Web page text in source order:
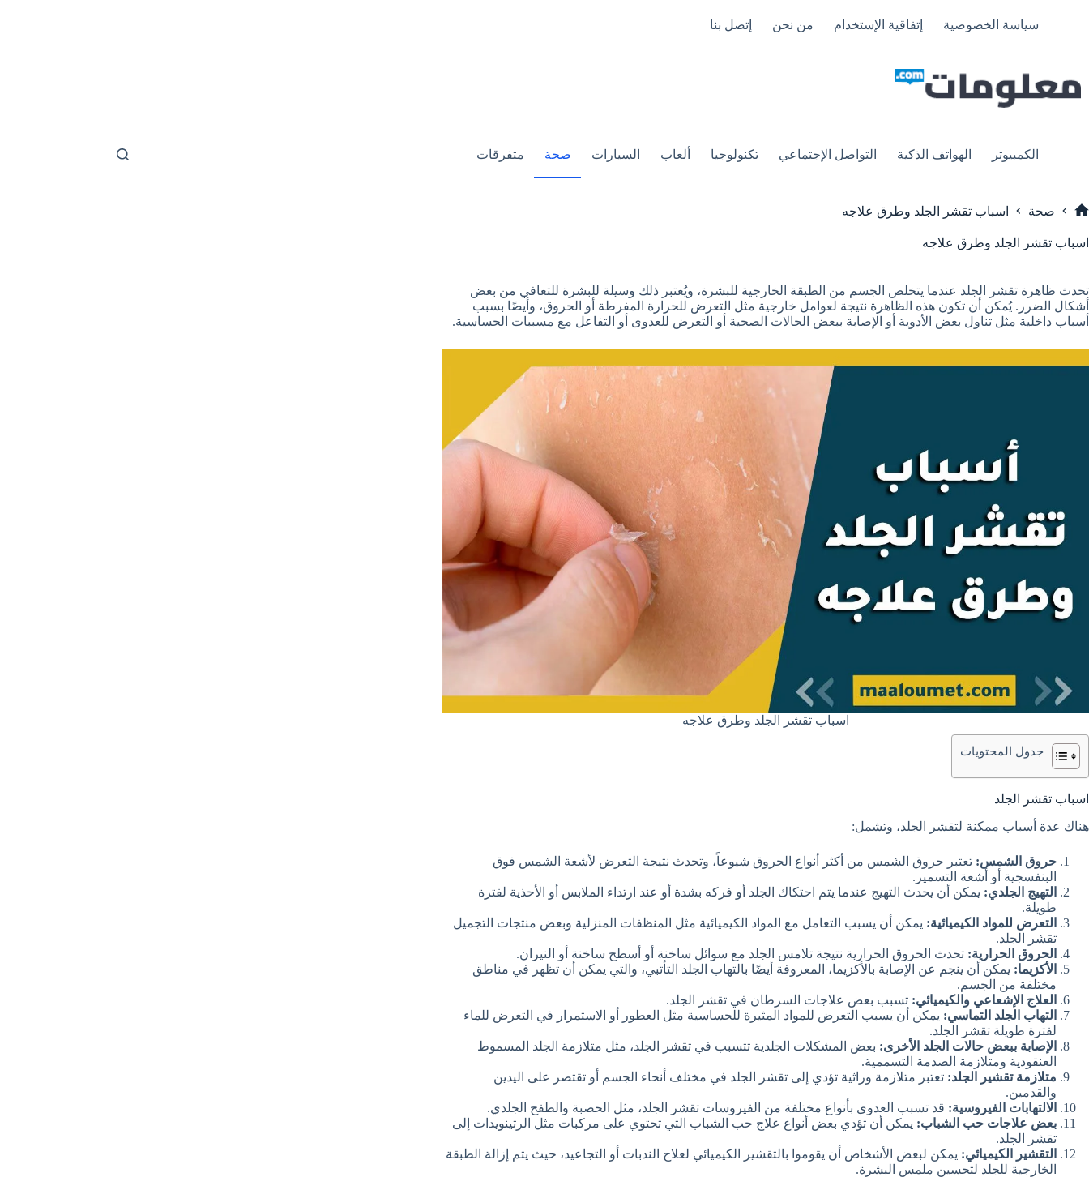
سياسة الخصوصية إتفاقية الإستخدام من نحن إتصل بنا
الكمبيوتر الهواتف الذكية التواصل الإجتماعي تكنولوجيا ألعاب السيارات صحة متفرقات
صحة اسباب تقشر الجلد وطرق علاجه
اسباب تقشر الجلد وطرق علاجه
تحدث ظاهرة تقشر الجلد عندما يتخلص الجسم من الطبقة الخارجية للبشرة، ويُعتبر ذلك وسيلة للبشرة للتعافي من بعض
أشكال الضرر. يُمكن أن تكون هذه الظاهرة نتيجة لعوامل خارجية مثل التعرض للحرارة المفرطة أو الحروق، وأيضًا بسبب
أسباب داخلية مثل تناول بعض الأدوية أو الإصابة ببعض الحالات الصحية أو التعرض للعدوى أو التفاعل مع مسببات الحساسية.
اسباب تقشر الجلد وطرق علاجه
جدول المحتويات
اسباب تقشر الجلد
هناك عدة أسباب ممكنة لتقشر الجلد، وتشمل:
حروق الشمس: تعتبر حروق الشمس من أكثر أنواع الحروق شيوعاً، وتحدث نتيجة التعرض لأشعة الشمس فوق
البنفسجية أو أشعة التسمير.
التهيج الجلدي: يمكن أن يحدث التهيج عندما يتم احتكاك الجلد أو فركه بشدة أو عند ارتداء الملابس أو الأحذية لفترة
طويلة.
التعرض للمواد الكيميائية: يمكن أن يسبب التعامل مع المواد الكيميائية مثل المنظفات المنزلية وبعض منتجات التجميل
تقشر الجلد.
الحروق الحرارية: تحدث الحروق الحرارية نتيجة تلامس الجلد مع سوائل ساخنة أو أسطح ساخنة أو النيران.
الأكزيما: يمكن أن ينجم عن الإصابة بالأكزيما، المعروفة أيضًا بالتهاب الجلد التأتبي، والتي يمكن أن تظهر في مناطق
مختلفة من الجسم.
العلاج الإشعاعي والكيميائي: تسبب بعض علاجات السرطان في تقشر الجلد.
التهاب الجلد التماسي: يمكن أن يسبب التعرض للمواد المثيرة للحساسية مثل العطور أو الاستمرار في التعرض للماء
لفترة طويلة تقشر الجلد.
الإصابة ببعض حالات الجلد الأخرى: بعض المشكلات الجلدية تتسبب في تقشر الجلد، مثل متلازمة الجلد المسموط
العنقودية ومتلازمة الصدمة التسممية.
متلازمة تقشير الجلد: تعتبر متلازمة وراثية تؤدي إلى تقشر الجلد في مختلف أنحاء الجسم أو تقتصر على اليدين
والقدمين.
الالتهابات الفيروسية: قد تسبب العدوى بأنواع مختلفة من الفيروسات تقشر الجلد، مثل الحصبة والطفح الجلدي.
بعض علاجات حب الشباب: يمكن أن تؤدي بعض أنواع علاج حب الشباب التي تحتوي على مركبات مثل الرتينويدات إلى
تقشر الجلد.
التقشير الكيميائي: يمكن لبعض الأشخاص أن يقوموا بالتقشير الكيميائي لعلاج الندبات أو التجاعيد، حيث يتم إزالة الطبقة
الخارجية للجلد لتحسين ملمس البشرة.